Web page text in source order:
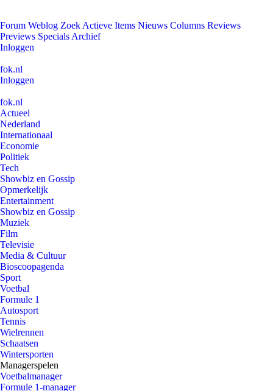
Forum Weblog Zoek Actieve Items Nieuws Columns Reviews
Previews Specials Archief
Inloggen
fok.nl
Inloggen
fok.nl
Actueel
Nederland
Internationaal
Economie
Politiek
Tech
Showbiz en Gossip
Opmerkelijk
Entertainment
Showbiz en Gossip
Muziek
Film
Televisie
Media & Cultuur
Bioscoopagenda
Sport
Voetbal
Formule 1
Autosport
Tennis
Wielrennen
Schaatsen
Wintersporten
Managerspelen
Voetbalmanager
Formule 1-manager